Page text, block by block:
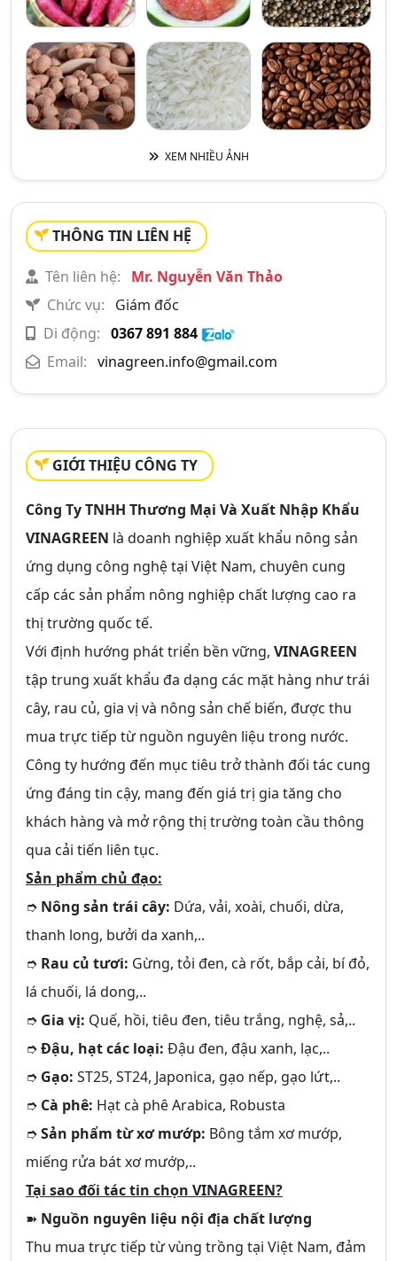
XEM NHIỀU ẢNH
THÔNG TIN LIÊN HỆ
Tên liên hệ:
Mr. Nguyễn Văn Thảo
Chức vụ:
Giám đốc
Di động: 0367 891 884
Email: vinagreen.info@gmail.com
GIỚI THIỆU CÔNG TY
Công Ty TNHH Thương Mại Và Xuất Nhập Khẩu
VINAGREEN là doanh nghiệp xuất khẩu nông sản
ứng dụng công nghệ tại Việt Nam, chuyên cung
cấp các sản phẩm nông nghiệp chất lượng cao ra
thị trường quốc tế.
Với định hướng phát triển bền vững, VINAGREEN
tập trung xuất khẩu đa dạng các mặt hàng như trái
cây, rau củ, gia vị và nông sản chế biến, được thu
mua trực tiếp từ nguồn nguyên liệu trong nước.
Công ty hướng đến mục tiêu trở thành đối tác cung
ứng đáng tin cậy, mang đến giá trị gia tăng cho
khách hàng và mở rộng thị trường toàn cầu thông
qua cải tiến liên tục.
Sản phẩm chủ đạo:
➮ Nông sản trái cây: Dứa, vải, xoài, chuối, dừa,
thanh long, bưởi da xanh,..
➮ Rau củ tươi: Gừng, tỏi đen, cà rốt, bắp cải, bí đỏ,
lá chuối, lá dong,..
➮ Gia vị: Quế, hồi, tiêu đen, tiêu trắng, nghệ, sả,..
➮Đậu, hạt các loại: Đậu đen, đậu xanh, lạc,..
➮ Gạo: ST25, ST24, Japonica, gạo nếp, gạo lứt,..
➮ Cà phê: Hạt cà phê Arabica, Robusta
➮Sản phẩm từ xơ mướp: Bông tắm xơ mướp,
miếng rửa bát xơ mướp,..
Tại sao đối tác tin chọn VINAGREEN?
➽ Nguồn nguyên liệu nội địa chất lượng
Thu mua trực tiếp từ vùng trồng tại Việt Nam, đảm